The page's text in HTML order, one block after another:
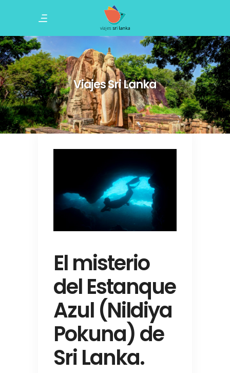
Viajes Sri Lanka
El misterio
del Estanque
Azul (Nildiya
Pokuna) de
Sri Lanka.